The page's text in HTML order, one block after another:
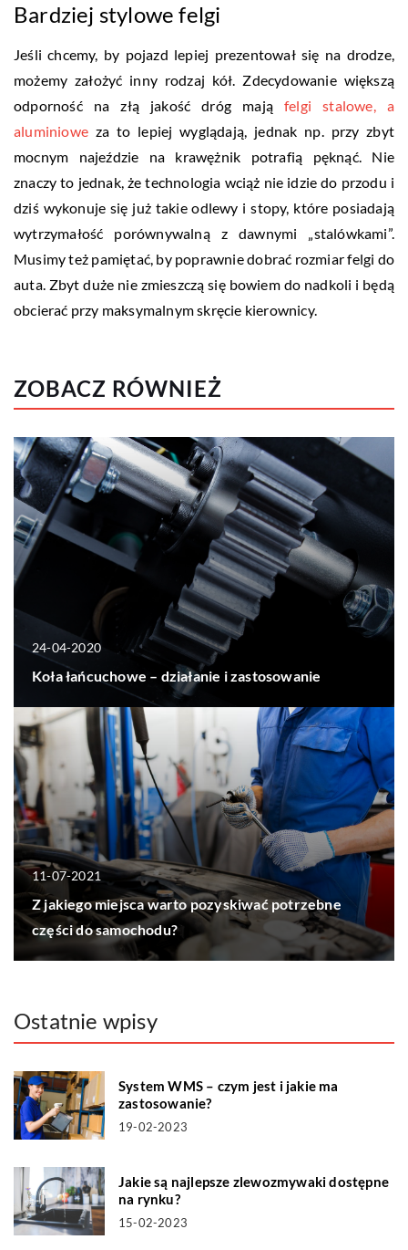
Bardziej stylowe felgi
Jeśli chcemy, by pojazd lepiej prezentował się na drodze,
możemy założyć inny rodzaj kół. Zdecydowanie większą
odporność na złą jakość dróg mająfelgi stalowe, a
aluminiowe za to lepiej wyglądają, jednak np. przy zbyt
mocnym najeździe na krawężnik potrafią pęknąć. Nie
znaczy to jednak, że technologia wciąż nie idzie do przodu i
dziś wykonuje się już takie odlewy i stopy, które posiadają
wytrzymałość porównywalną z dawnymi „stalówkami”.
Musimy też pamiętać, by poprawnie dobrać rozmiar felgi do
auta. Zbyt duże nie zmieszczą się bowiem do nadkoli i będą
obcierać przy maksymalnym skręcie kierownicy.
ZOBACZ RÓWNIEŻ
24-04-2020
Koła łańcuchowe – działanie i zastosowanie
11-07-2021
Z jakiego miejsca warto pozyskiwać potrzebne
części do samochodu?
Ostatnie wpisy
System WMS – czym jest i jakie ma
zastosowanie?
19-02-2023
Jakie są najlepsze zlewozmywaki dostępne
na rynku?
15-02-2023